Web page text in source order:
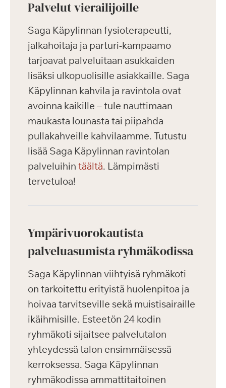
Palvelut vierailijoille
Saga Käpylinnan fysioterapeutti,
jalkahoitaja ja parturi-kampaamo
tarjoavat palveluitaan asukkaiden
lisäksi ulkopuolisille asiakkaille. Saga
Käpylinnan kahvila ja ravintola ovat
avoinna kaikille – tule nauttimaan
maukasta lounasta tai piipahda
pullakahveille kahvilaamme. Tutustu
lisää Saga Käpylinnan ravintolan
palveluihin täältä. Lämpimästi
tervetuloa!
Ympärivuorokautista
palveluasumista ryhmäkodissa
Saga Käpylinnan viihtyisä ryhmäkoti
on tarkoitettu erityistä huolenpitoa ja
hoivaa tarvitseville sekä muistisairaille
ikäihmisille. Esteetön 24 kodin
ryhmäkoti sijaitsee palvelutalon
yhteydessä talon ensimmäisessä
kerroksessa. Saga Käpylinnan
ryhmäkodissa ammattitaitoinen